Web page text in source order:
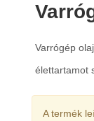
Varrógép
élettartamot
A termék